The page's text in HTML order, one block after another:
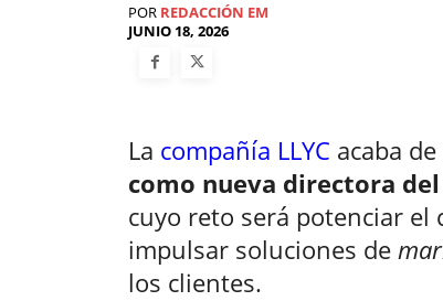
POR REDACCIÓN EM
JUNIO 18, 2026
La compañía LLYC acaba
como nueva directora
cuyo reto será potenciar el
impulsar soluciones de
los clientes.